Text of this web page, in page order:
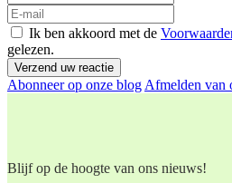
Ik ben akkoord met de
gelezen.
Verzend uw reactie
Abonneer op onze blog Afmelden van
Blijf op de hoogte van ons nieuws!